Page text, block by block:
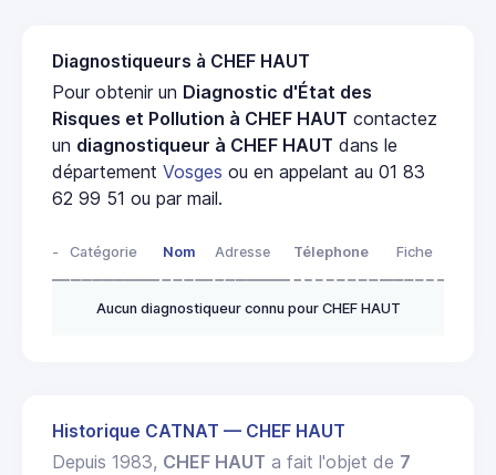
Diagnostiqueurs à CHEF HAUT
Pour obtenir un Diagnostic d'État des
Risques et Pollution à CHEF HAUT contactez
un diagnostiqueur à CHEF HAUT dans le
département Vosges ou en appelant au 01 83
62 99 51 ou par mail.
- Catégorie Nom Adresse Télephone Fiche
Aucun diagnostiqueur connu pour CHEF HAUT
Historique CATNAT — CHEF HAUT
Depuis 1983, CHEF HAUT a fait l'objet de 7